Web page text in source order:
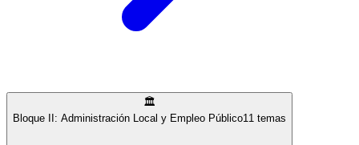
🏛️
Bloque II: Administración Local y Empleo Público11 temas